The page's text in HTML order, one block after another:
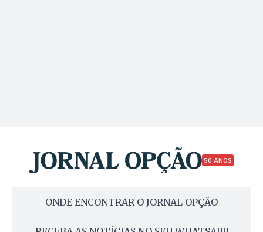
50 ANOS
ONDE ENCONTRAR O JORNAL OPÇÃO